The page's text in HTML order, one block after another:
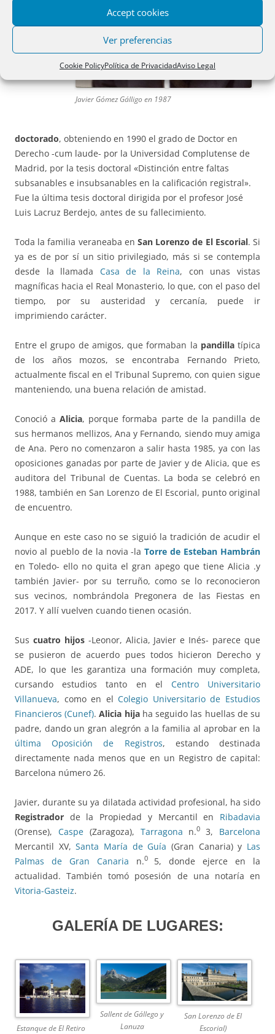
Accept cookies
Ver preferencias
Cookie PolicyPolítica de PrivacidadAviso Legal
Javier Gómez Gálligo en 1987
doctorado, obteniendo en 1990 el grado de Doctor en
Derecho -cum laude- por la Universidad Complutense de
Madrid, por la tesis doctoral «Distinción entre faltas
subsanables e insubsanables en la calificación registral».
Fue la última tesis doctoral dirigida por el profesor José
Luis Lacruz Berdejo, antes de su fallecimiento.
Toda la familia veraneaba en San Lorenzo de El Escorial. Si
ya es de por sí un sitio privilegiado, más si se contempla
desde la llamada Casa de la Reina, con unas vistas
magníficas hacia el Real Monasterio, lo que, con el paso del
tiempo, por su austeridad y cercanía, puede ir
imprimiendo carácter.
Entre el grupo de amigos, que formaban la pandillatípica
de los años mozos, se encontraba Fernando Prieto,
actualmente fiscal en el Tribunal Supremo, con quien sigue
manteniendo, una buena relación de amistad.
Conoció aAlicia, porque formaba parte de la pandilla de
sus hermanos mellizos, Ana y Fernando, siendo muy amiga
de Ana. Pero no comenzaron a salir hasta 1985, ya con las
oposiciones ganadas por parte de Javier y de Alicia, que es
auditora del Tribunal de Cuentas. La boda se celebró en
1988, también en San Lorenzo de El Escorial, punto original
de encuentro.
Aunque en este caso no se siguió la tradición de acudir el
novio al pueblo de la novia -laTorre de Esteban Hambrán
en Toledo- ello no quita el gran apego que tiene Alicia .y
también Javier- por su terruño, como se lo reconocieron
sus vecinos, nombrándola Pregonera de las Fiestas en
2017. Y allí vuelven cuando tienen ocasión.
Sus cuatro hijos-Leonor, Alicia, Javier e Inés- parece que
se pusieron de acuerdo pues todos hicieron Derecho y
ADE, lo que les garantiza una formación muy completa,
cursando estudios tanto en el Centro Universitario
Villanueva, como en elColegio Universitario de Estudios
Financieros (Cunef).Alicia hijaha seguido las huellas de su
padre, dando un gran alegrón a la familia al aprobar en la
última Oposición de Registros, estando destinada
directamente nada menos que en un Registro de capital:
Barcelona número 26.
Javier, durante su ya dilatada actividad profesional, ha sido
Registrador de la Propiedad y Mercantil en Ribadavia
(Orense), Caspe(Zaragoza), Tarragona n.0 3, Barcelona
Mercantil XV,Santa María de Guía (Gran Canaria) y Las
Palmas de Gran Canaria n.0 5, donde ejerce en la
actualidad. También tomó posesión de una notaría en
Vitoria-Gasteiz.
GALERÍA DE LUGARES:
Estanque de El Retiro
Sallent de Gállego y
Lanuza
San Lorenzo de El
Escorial)